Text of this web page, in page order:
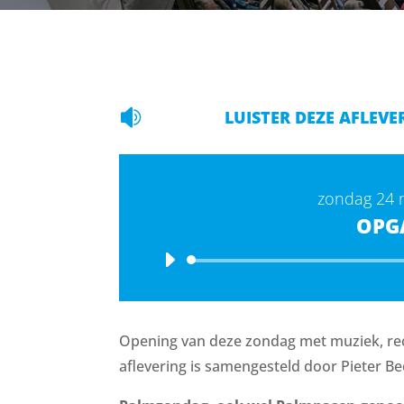
 LUISTER DEZE
zondag 24
Opening van deze zondag met muziek,
aflevering is samengesteld door Pieter